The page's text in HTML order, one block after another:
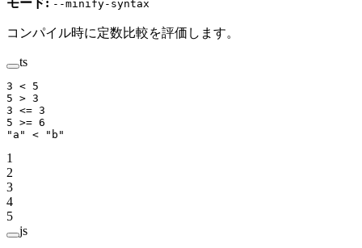
モード: --minify-syntax
コンパイル時に定数比較を評価します。
ts
3 < 5
5 > 3
3 <= 3
5 >= 6
"a"
< "b"
1
2
3
4
5
js